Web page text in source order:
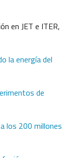
en JET e ITER,
la energía del
de
los 200 millones